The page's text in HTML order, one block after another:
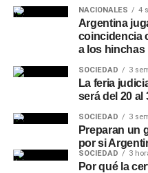
NACIONALES 4
Argentina
coincidencia
a los hinchas
SOCIEDAD 3
La feria
será del 20 al
SOCIEDAD 3
Preparan un
por si
SOCIEDAD 3
Por qué la